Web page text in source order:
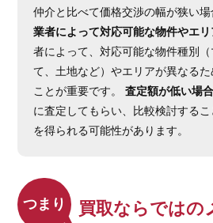
仲介と比べて価格交渉の幅が狭い場
業者によって対応可能な物件やエリ
者によって、対応可能な物件種別
て、土地など）やエリアが異なる
ことが重要です。査定額が低い場
に査定してもらい、比較検討する
を得られる可能性があります。
つまり 買取ならではの